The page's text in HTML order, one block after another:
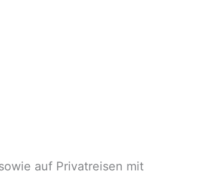
auf Privatreisen mit